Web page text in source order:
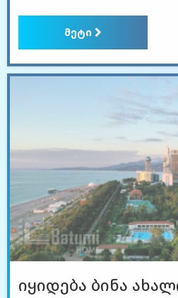
მეტი
იყიდება ბინა